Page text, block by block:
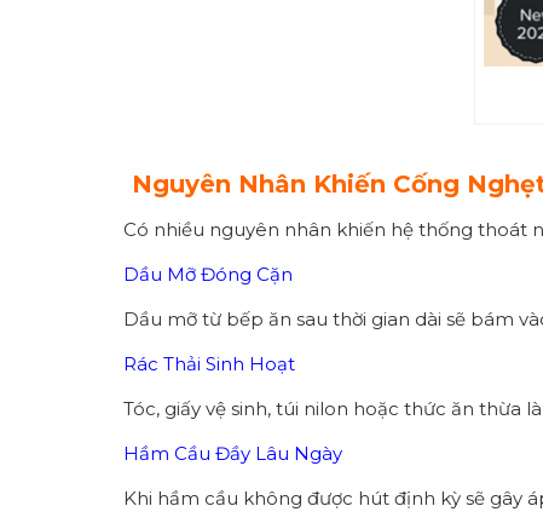
Nguyên Nhân Khiến Cống
Có nhiều nguyên nhân khiến hệ thống thoát
Dầu Mỡ Đóng Cặn
Dầu mỡ từ bếp ăn sau thời gian dài sẽ bám
Rác Thải Sinh Hoạt
Tóc, giấy vệ sinh, túi nilon hoặc thức ăn thừa
Hầm Cầu Đầy Lâu Ngày
Khi hầm cầu không được hút định kỳ sẽ gây